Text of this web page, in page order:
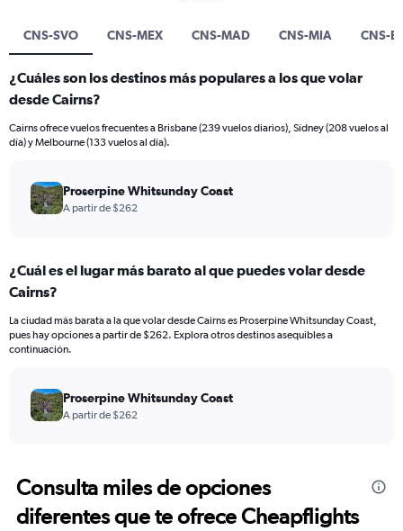
CNS-SVO CNS-MEX CNS-MAD CNS-MIA CNS-
¿Cuáles son los destinos más populares a los que volar
desde Cairns?
Cairns ofrece vuelos frecuentes a Brisbane (239 vuelos diarios), Sídney (208 vuelos al
día) y Melbourne (133 vuelos al día).
Proserpine Whitsunday Coast
A partir de $262
¿Cuál es el lugar más barato al que puedes volar desde
Cairns?
La ciudad más barata a la que volar desde Cairns es Proserpine Whitsunday Coast,
pues hay opciones a partir de $262. Explora otros destinos asequibles a
continuación.
Proserpine Whitsunday Coast
A partir de $262
Consulta miles de opciones
diferentes que te ofrece Cheapflights